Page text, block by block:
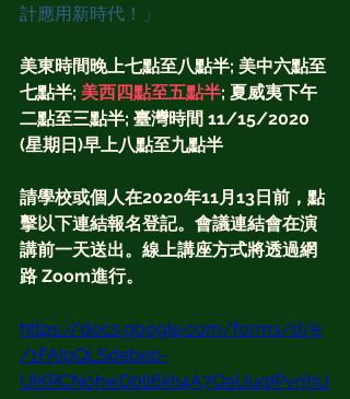
計應用新時代！」
美東時間晚上七點至八點半; 美中六點至
七點半; 美西四點至五點半; 夏威夷下午
二點至三點半; 臺灣時間 11/15/2020
(星期日)早上八點至九點半
請學校或個人在2020年11月13日前，點
擊以下連結報名登記。會議連結會在演
講前一天送出。線上講座方式將透過網
路 Zoom進行。
https://docs.google.com/forms/d/e
/1FAIpQLSdebep-
UlKRCNohwD0ll6kh4A7OaUuqIPvrjhU